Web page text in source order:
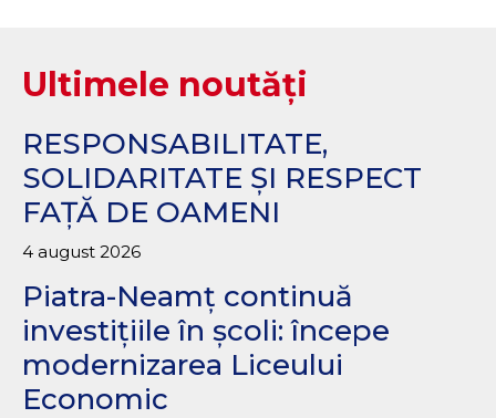
Ultimele noutăți
RESPONSABILITATE,
SOLIDARITATE ȘI RESPECT
FAȚĂ DE OAMENI
4 august 2026
Piatra-Neamț continuă
investițiile în școli: începe
modernizarea Liceului
Economic